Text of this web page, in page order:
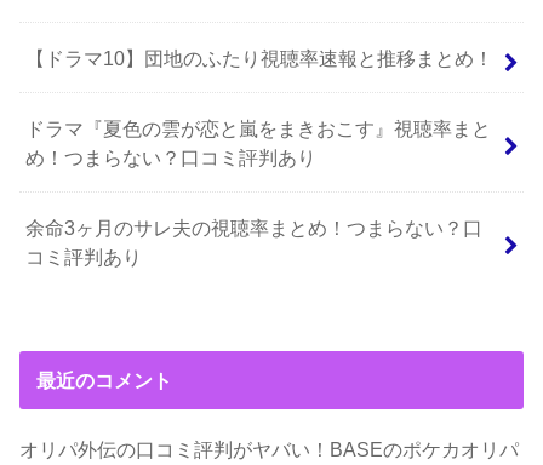
【ドラマ10】団地のふたり視聴率速報と推移まとめ！
ドラマ『夏色の雲が恋と嵐をまきおこす』視聴率まと
め！つまらない？口コミ評判あり
余命3ヶ月のサレ夫の視聴率まとめ！つまらない？口
コミ評判あり
最近のコメント
オリパ外伝の口コミ評判がヤバい！BASEのポケカオリパ